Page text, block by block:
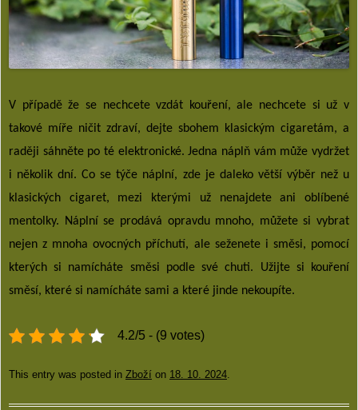
V případě že se nechcete vzdát kouření, ale nechcete si už v
takové míře ničit zdraví, dejte sbohem klasickým cigaretám, a
raději sáhněte po té elektronické. Jedna náplň vám může vydržet
i několik dní. Co se týče náplní, zde je daleko větší výběr než u
klasických cigaret, mezi kterými už nenajdete ani oblíbené
mentolky. Náplní se prodává opravdu mnoho, můžete si vybrat
nejen z mnoha ovocných příchutí, ale seženete i směsi, pomocí
kterých si namícháte směsi podle své chuti. Užijte si kouření
směsí, které si namícháte sami a které jinde nekoupíte.
4.2/5 - (9 votes)
This entry was posted in Zboží on 18. 10. 2024.